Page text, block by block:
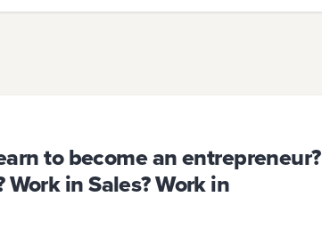
to become an entrepreneur?
in Sales? Work in